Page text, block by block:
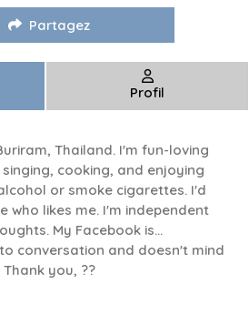
Partagez
Profil
Thailand. I'm fun-loving
cooking, and enjoying
or smoke cigarettes. I'd
who likes me. I'm independent
My Facebook is...
to conversation and doesn't mind
you, ??